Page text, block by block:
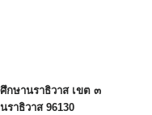
กษานราธิวาส เขต ๓
าธิวาส 96130